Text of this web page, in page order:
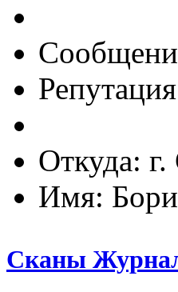
Откуда: г.
Имя:
Сканы